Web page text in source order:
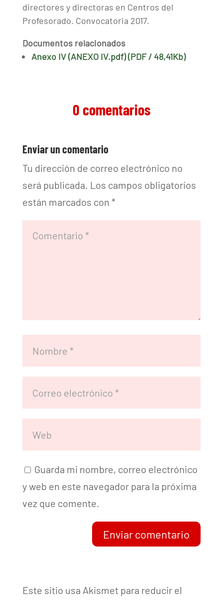
directores y directoras en Centros del
Profesorado. Convocatoria 2017.
Documentos relacionados
Anexo IV (ANEXO IV.pdf) (PDF / 48,41Kb)
0 comentarios
Enviar un comentario
Tu dirección de correo electrónico no
será publicada. Los campos obligatorios
están marcados con *
Guarda mi nombre, correo electrónico
y web en este navegador para la próxima
vez que comente.
Enviar comentario
Este sitio usa Akismet para reducir el